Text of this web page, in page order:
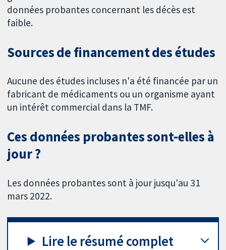
données probantes concernant les décès est
faible.
Sources de financement des études
Aucune des études incluses n'a été financée par un
fabricant de médicaments ou un organisme ayant
un intérêt commercial dans la TMF.
Ces données probantes sont-elles à
jour ?
Les données probantes sont à jour jusqu'au 31
mars 2022.
Lire le résumé complet